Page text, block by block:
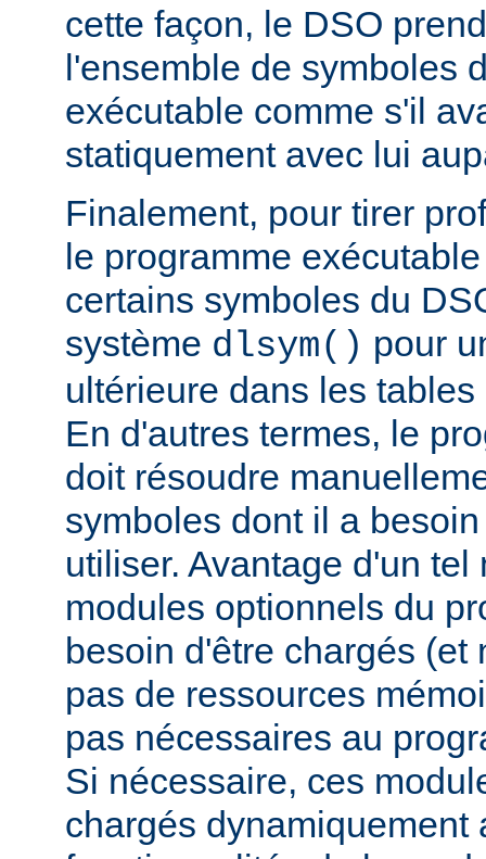
cette façon, le DSO
l'ensemble de symboles
exécutable comme s'il
statiquement avec lui
Finalement, pour tirer
le programme
certains symboles du
système dlsym() pour
ultérieure dans les
En d'autres termes, le
doit résoudre
symboles dont il a
utiliser. Avantage d'un
modules optionnels du
besoin d'être chargés (et
pas de ressources
pas nécessaires au
Si nécessaire, ces
chargés dynamiquement